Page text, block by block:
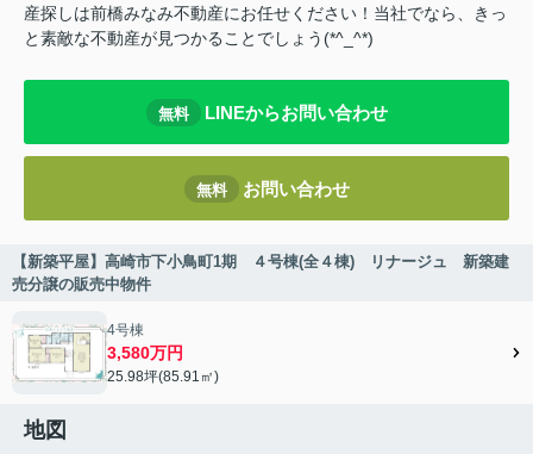
産探しは前橋みなみ不動産にお任せください！当社でなら、きっ
と素敵な不動産が見つかることでしょう(*^_^*)
無料 LINEからお問い合わせ
無料 お問い合わせ
【新築平屋】高崎市下小鳥町1期 ４号棟(全４棟) リナージュ 新築建
売分譲の販売中物件
4号棟
3,580万円
25.98坪(85.91㎡)
地図